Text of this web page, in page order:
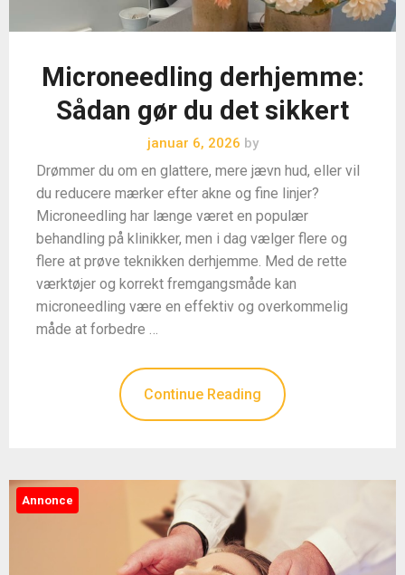
Microneedling derhjemme:
Sådan gør du det sikkert
januar 6, 2026 by
Drømmer du om en glattere, mere jævn hud, eller vil
du reducere mærker efter akne og fine linjer?
Microneedling har længe været en populær
behandling på klinikker, men i dag vælger flere og
flere at prøve teknikken derhjemme. Med de rette
værktøjer og korrekt fremgangsmåde kan
microneedling være en effektiv og overkommelig
måde at forbedre …
Continue Reading
Annonce